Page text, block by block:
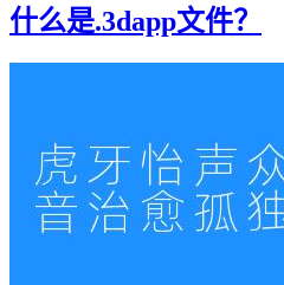
什么是.3dapp文件？